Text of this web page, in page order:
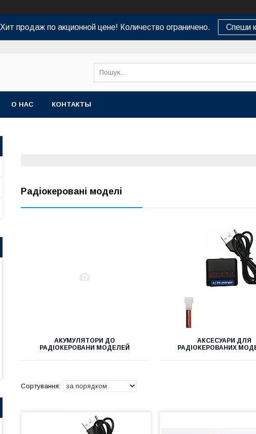
Хит продаж по акционной цене! Количество ограничено. Спеши
О НАС КОНТАКТЫ
Радіокеровані моделі
АКУМУЛЯТОРИ ДО
РАДІОКЕРОВАНИ МОДЕЛЕЙ
АКСЕСУАРИ ДЛЯ
РАДІОКЕРОВАНИХ